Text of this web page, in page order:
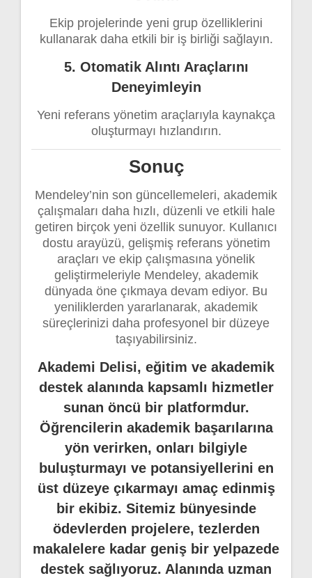
Ekip projelerinde yeni grup özelliklerini
kullanarak daha etkili bir iş birliği sağlayın.
5. Otomatik Alıntı Araçlarını
Deneyimleyin
Yeni referans yönetim araçlarıyla kaynakça
oluşturmayı hızlandırın.
Sonuç
Mendeley’nin son güncellemeleri, akademik
çalışmaları daha hızlı, düzenli ve etkili hale
getiren birçok yeni özellik sunuyor. Kullanıcı
dostu arayüzü, gelişmiş referans yönetim
araçları ve ekip çalışmasına yönelik
geliştirmeleriyle Mendeley, akademik
dünyada öne çıkmaya devam ediyor. Bu
yeniliklerden yararlanarak, akademik
süreçlerinizi daha profesyonel bir düzeye
taşıyabilirsiniz.
Akademi Delisi, eğitim ve akademik
destek alanında kapsamlı hizmetler
sunan öncü bir platformdur.
Öğrencilerin akademik başarılarına
yön verirken, onları bilgiyle
buluşturmayı ve potansiyellerini en
üst düzeye çıkarmayı amaç edinmiş
bir ekibiz. Sitemiz bünyesinde
ödevlerden projelere, tezlerden
makalelere kadar geniş bir yelpazede
destek sağlıyoruz. Alanında uzman